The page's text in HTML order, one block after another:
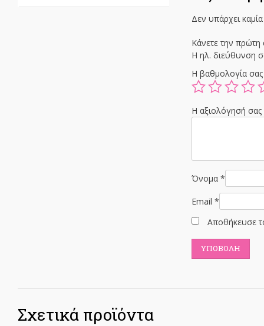
Δεν υπάρχει
Κάνετε την πρώτη
Η ηλ. διεύθυνση
Η βαθμολογία
Η αξιολόγησή σας
Όνομα*
Email*
Αποθήκευσε
Σχετικά προϊόντα